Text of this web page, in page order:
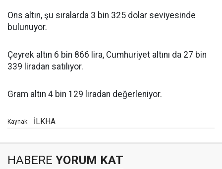
Ons altın, şu sıralarda 3 bin 325 dolar seviyesinde
bulunuyor.
Çeyrek altın 6 bin 866 lira, Cumhuriyet altını da 27 bin
339 liradan satılıyor.
Gram altın 4 bin 129 liradan değerleniyor.
Kaynak: İLKHA
HABERE YORUM KAT